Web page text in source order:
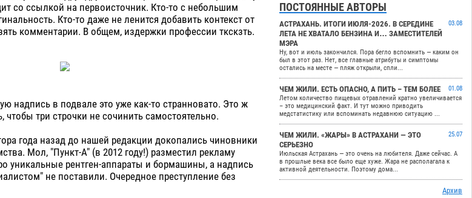
со ссылкой на первоисточник. Кто-то с небольшим
Кто-то даже не ленится добавить контекст от
комментарии. В общем, издержки профессии ткскзть.
надпись в подвале это уже как-то странновато. Это ж
три строчки не сочинить самостоятельно.
года назад до нашей редакции докопались чиновники
Мол, "Пункт-А" (в 2012 году!) разместил рекламу
уникальные рентген-аппараты и бормашины, а надпись
не поставили. Очередное преступление без
ПОСТОЯННЫЕ АВТОРЫ
АСТРАХАНЬ. ИТОГИ ИЮЛЯ-2026. В СЕРЕДИНЕ
ЛЕТА НЕ ХВАТАЛО БЕНЗИНА И… ЗАМЕСТИТЕЛЕЙ
МЭРА
03.08
Ну, вот и июль закончился. Пора бегло вспомнить — каким он
был в этот раз. Нет, все главные атрибуты и симптомы
остались на месте — пляж открыли, спли...
ЧЕМ ЖИЛИ. ЕСТЬ ОПАСНО, А ПИТЬ – ТЕМ БОЛЕЕ
01.08
Летом количество пищевых отравлений кратно увеличивается
– это медицинский факт. И тут можно приводить
медстатистику или вспоминать недавнюю ситуацию ...
ЧЕМ ЖИЛИ. «ЖАРЫ» В АСТРАХАНИ — ЭТО
СЕРЬЕЗНО
25.07
Июльская Астрахань — это очень на любителя. Даже сейчас. А
в прошлые века все было еще хуже. Жара не располагала к
активной деятельности. Поэтому дома...
Архив